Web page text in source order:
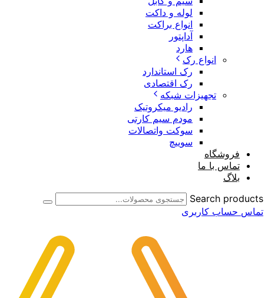
لوله و داکت
انواع براکت
آداپتور
هارد
انواع رک
رک استاندارد
رک اقتصادی
تجهیزات شبکه
رادیو میکروتیک
مودم سیم کارتی
سوکت واتصالات
سوییچ
فروشگاه
تماس با ما
بلاگ
Search products
تماس حساب کاربری